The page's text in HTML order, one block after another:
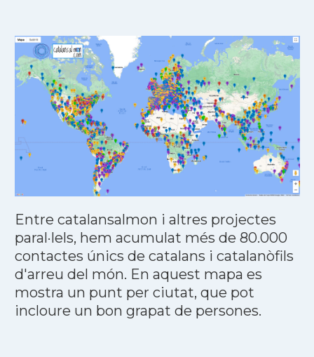
Entre catalansalmon i altres projectes
paral·lels, hem acumulat més de 80.000
contactes únics de catalans i catalanòfils
d'arreu del món. En aquest mapa es
mostra un punt per ciutat, que pot
incloure un bon grapat de persones.